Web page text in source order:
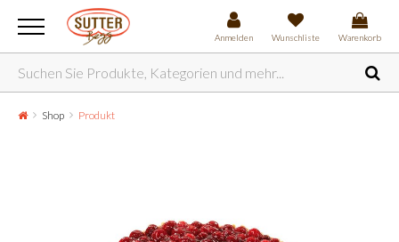
Anmelden Wunschliste Warenkorb
Shop Produkt